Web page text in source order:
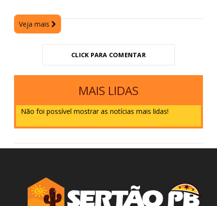
Veja mais
CLICK PARA COMENTAR
MAIS LIDAS
Não foi possível mostrar as notícias mais lidas!